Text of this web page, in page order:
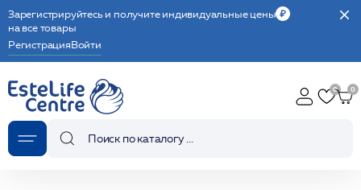
Зарегистрируйтесь и получите индивидуальные цены
на все товары
РегистрацияВойти